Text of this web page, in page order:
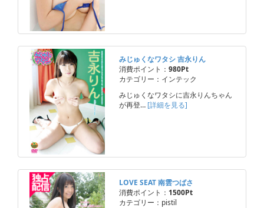
みじゅくなワタシ 吉永りん
消費ポイント： 980Pt
カテゴリー：インテック
みじゅくなワタシに吉永りんちゃん
が再登… [詳細を見る]
LOVE SEAT 南雲つばさ
消費ポイント： 1500Pt
カテゴリー：pistil